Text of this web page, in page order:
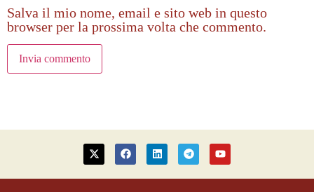
Salva il mio nome, email e sito web in questo
browser per la prossima volta che commento.